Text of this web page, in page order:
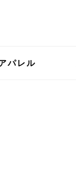
パレル